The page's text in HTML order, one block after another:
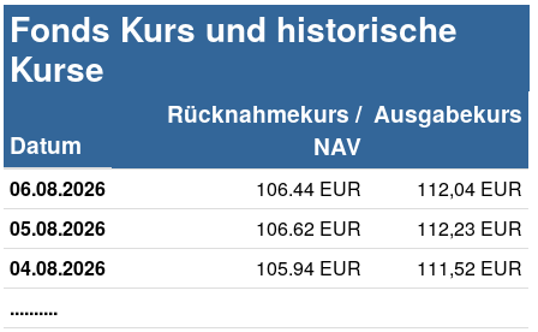
Fonds Kurs und historische
Kurse
Datum
Rücknahmekurs /
NAV
Ausgabekurs
06.08.2026 106.44 EUR
112,04 EUR
05.08.2026
106.62 EUR
112,23 EUR
04.08.2026
105.94 EUR
111,52 EUR
..........